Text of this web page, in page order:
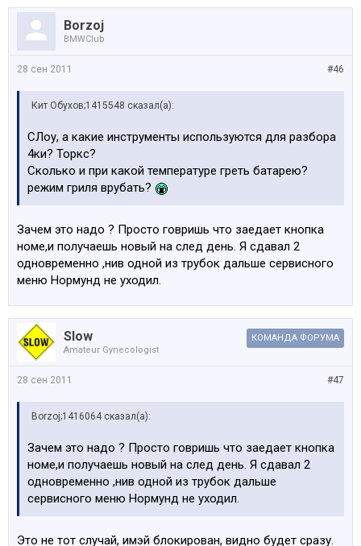
Borzoj
BMWClub
#46
28 сен 2011
Кит Обухов;1415548 сказал(а):
СЛоу, а какие инструменты используются для разбора
4ки? Торкс?
Сколько и при какой температуре греть батарею?
режим гриля врубать?
Зачем это надо ? Просто говришь что заедает кнопка
номе,и получаешь новый на след день. Я сдавал 2
одновременно ,нив одной из трубок дальше сервисного
меню Нормунд не уходил.
Slow
Amateur Gynecologist
КОМАНДА ФОРУМА
#47
28 сен 2011
Borzoj;1416064 сказал(а):
Зачем это надо ? Просто говришь что заедает кнопка
номе,и получаешь новый на след день. Я сдавал 2
одновременно ,нив одной из трубок дальше
сервисного меню Нормунд не уходил.
Это не тот случай, имэй блокирован, видно будет сразу.